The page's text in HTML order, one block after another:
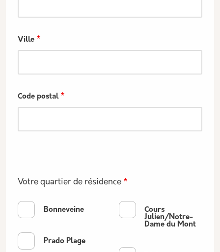
Ville
Code postal
Votre quartier de résidence
Bonneveine
Prado Plage
Cours
Julien/Notre-
Dame du Mont